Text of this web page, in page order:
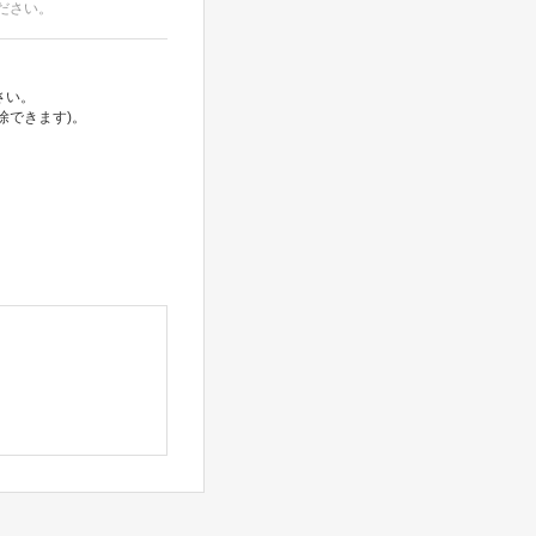
い。
。
きます)。